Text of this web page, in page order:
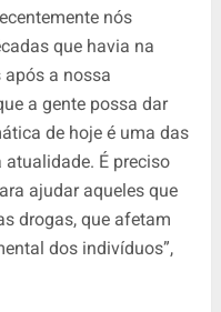
nós
que havia na
após a nossa
a gente possa dar
de hoje é uma das
É preciso
ajudar aqueles que
drogas, que afetam
dos indivíduos”,